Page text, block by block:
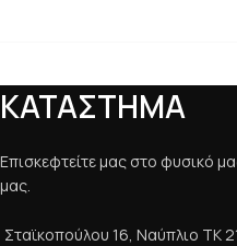
ΚΑΤΑΣΤΗΜΑ
Επισκεφτείτε μας στο φυσικό
μας.
Σταϊκοπούλου 16, Ναύπλιο ΤΚ